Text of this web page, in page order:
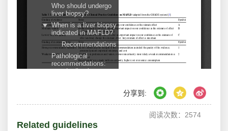
分享到:
阅读次数： 2574
Related guidelines